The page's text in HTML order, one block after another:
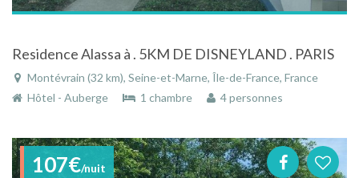
Residence Alassa à . 5KM DE DISNEYLAND . PARIS
Montévrain (32 km), Seine-et-Marne, Île-de-France, France
Hôtel - Auberge
1 chambre 4 personnes
107€/nuit